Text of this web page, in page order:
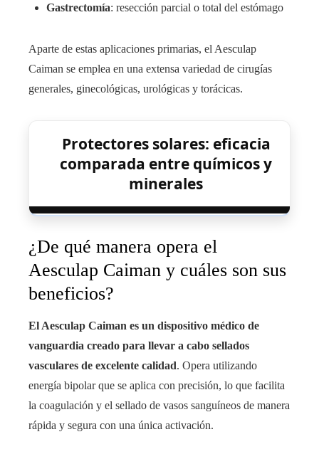
Gastrectomía: resección parcial o total del estómago
Aparte de estas aplicaciones primarias, el Aesculap
Caiman se emplea en una extensa variedad de cirugías
generales, ginecológicas, urológicas y torácicas.
Protectores solares: eficacia
comparada entre químicos y
minerales
¿De qué manera opera el
Aesculap Caiman y cuáles son sus
beneficios?
El Aesculap Caiman es un dispositivo médico de
vanguardia creado para llevar a cabo sellados
vasculares de excelente calidad. Opera utilizando
energía bipolar que se aplica con precisión, lo que facilita
la coagulación y el sellado de vasos sanguíneos de manera
rápida y segura con una única activación.